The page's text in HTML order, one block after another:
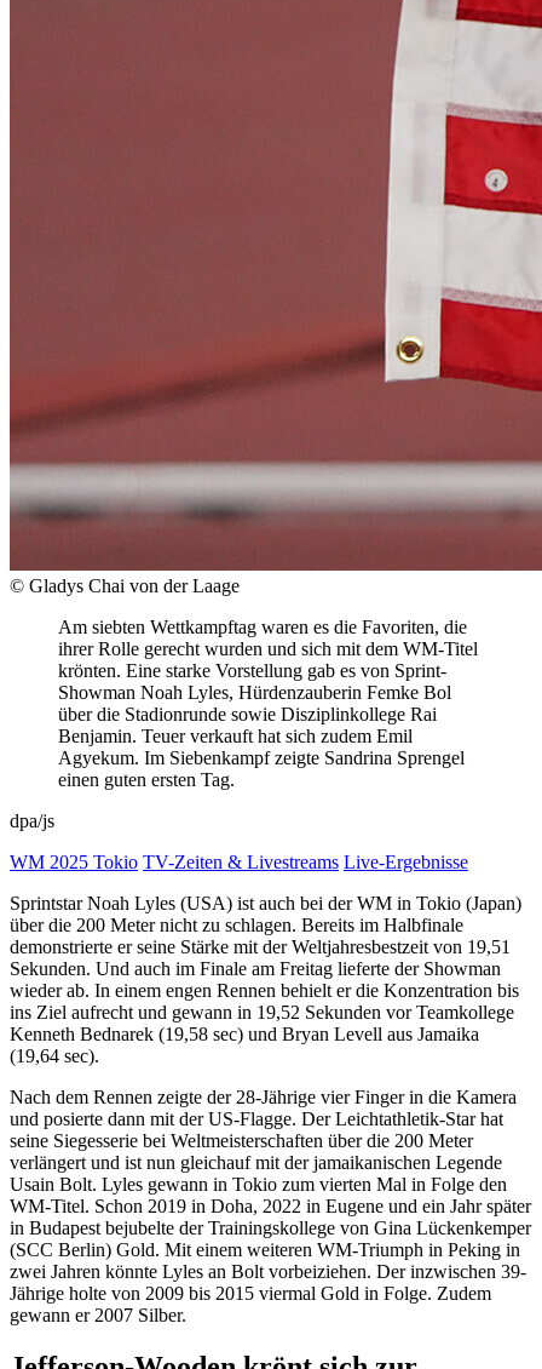
© Gladys Chai von der Laage
Am siebten Wettkampftag waren es die Favoriten, die
ihrer Rolle gerecht wurden und sich mit dem WM-Titel
krönten. Eine starke Vorstellung gab es von Sprint-
Showman Noah Lyles, Hürdenzauberin Femke Bol
über die Stadionrunde sowie Disziplinkollege Rai
Benjamin. Teuer verkauft hat sich zudem Emil
Agyekum. Im Siebenkampf zeigte Sandrina Sprengel
einen guten ersten Tag.
dpa/js
WM 2025 Tokio TV-Zeiten & Livestreams Live-Ergebnisse
Sprintstar Noah Lyles (USA) ist auch bei der WM in Tokio (Japan)
über die 200 Meter nicht zu schlagen. Bereits im Halbfinale
demonstrierte er seine Stärke mit der Weltjahresbestzeit von 19,51
Sekunden. Und auch im Finale am Freitag lieferte der Showman
wieder ab. In einem engen Rennen behielt er die Konzentration bis
ins Ziel aufrecht und gewann in 19,52 Sekunden vor Teamkollege
Kenneth Bednarek (19,58 sec) und Bryan Levell aus Jamaika
(19,64 sec).
Nach dem Rennen zeigte der 28-Jährige vier Finger in die Kamera
und posierte dann mit der US-Flagge. Der Leichtathletik-Star hat
seine Siegesserie bei Weltmeisterschaften über die 200 Meter
verlängert und ist nun gleichauf mit der jamaikanischen Legende
Usain Bolt. Lyles gewann in Tokio zum vierten Mal in Folge den
WM-Titel. Schon 2019 in Doha, 2022 in Eugene und ein Jahr später
in Budapest bejubelte der Trainingskollege von Gina Lückenkemper
(SCC Berlin) Gold. Mit einem weiteren WM-Triumph in Peking in
zwei Jahren könnte Lyles an Bolt vorbeiziehen. Der inzwischen 39-
Jährige holte von 2009 bis 2015 viermal Gold in Folge. Zudem
gewann er 2007 Silber.